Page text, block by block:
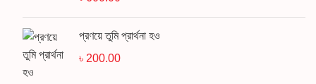
প্রণয়ে তুমি প্রার্থনা হও
৳ 200.00